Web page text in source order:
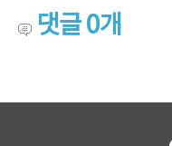
댓글0개